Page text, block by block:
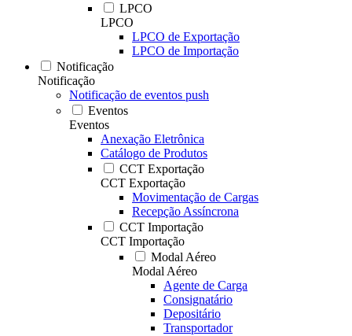
LPCO
LPCO
LPCO de Exportação
LPCO de Importação
Notificação
Notificação
Notificação de eventos push
Eventos
Eventos
Anexação Eletrônica
Catálogo de Produtos
CCT Exportação
CCT Exportação
Movimentação de Cargas
Recepção Assíncrona
CCT Importação
CCT Importação
Modal Aéreo
Modal Aéreo
Agente de Carga
Consignatário
Depositário
Transportador